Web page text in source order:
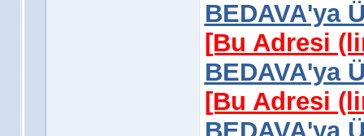
BEDAVA'ya
[Bu Adresi
BEDAVA'ya
[Bu Adresi